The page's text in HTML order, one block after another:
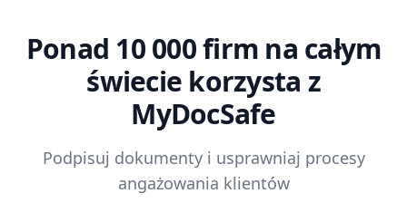
Ponad 10 000 firm na całym
świecie korzysta z
MyDocSafe
Podpisuj dokumenty i usprawniaj procesy
angażowania klientów